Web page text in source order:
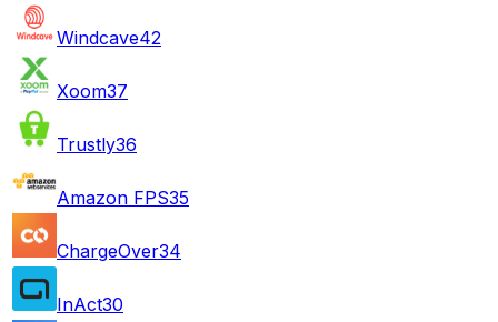
Windcave42
Xoom37
Trustly36
Amazon FPS35
ChargeOver34
InAct30